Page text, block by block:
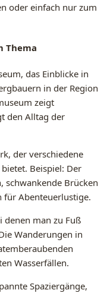
oder einfach nur zum
Thema
das Einblicke in
in der Region
zeigt
den Alltag der
der verschiedene
Beispiel: Der
schwankende Brücken
für Abenteuerlustige.
denen man zu Fuß
Wanderungen in
Wasserfällen.
Spaziergänge,